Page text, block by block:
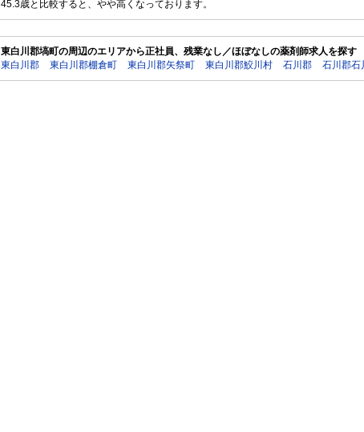
45.3歳と比較すると、やや高くなっております。
東白川郡塙町の周辺のエリアから正社員、残業なし／ほぼなしの薬剤師求人を探す
東白川郡
東白川郡棚倉町 東白川郡矢祭町 東白川郡鮫川村 石川郡 石川郡石